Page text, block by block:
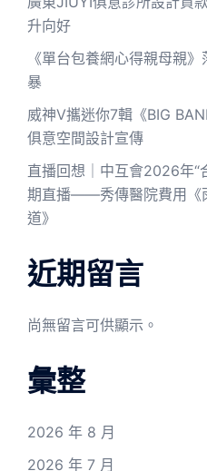
升向好
《單台包養網心得親母親
暴
威神V攜迷你7輯《BIG
俱意空間設計宣傳
直播回想｜中互會2026年“
期直播——秀傳醫院費用《
道》
近期留言
尚無留言可供顯示。
彙整
2026 年 8 月
2026 年 7 月